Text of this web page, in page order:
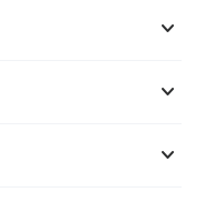
keyboard_arrow_down
keyboard_arrow_down
keyboard_arrow_down